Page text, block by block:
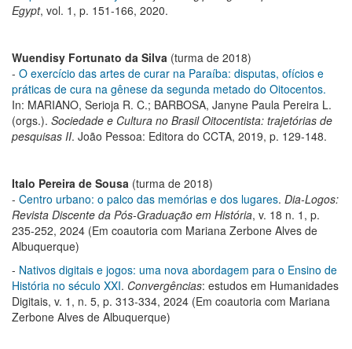
Egypt, vol. 1, p. 151-166, 2020.
Wuendisy Fortunato da Silva (turma de 2018)
- O exercício das artes de curar na Paraíba: disputas, ofícios e
práticas de cura na gênese da segunda metado do Oitocentos.
In: MARIANO, Serioja R. C.; BARBOSA, Janyne Paula Pereira L.
(orgs.). Sociedade e Cultura no Brasil Oitocentista: trajetórias de
pesquisas II. João Pessoa: Editora do CCTA, 2019, p. 129-148.
Italo Pereira de Sousa (turma de 2018)
- Centro urbano: o palco das memórias e dos lugares. Dia-Logos:
Revista Discente da Pós-Graduação em História, v. 18 n. 1, p.
235-252, 2024 (Em coautoria com Mariana Zerbone Alves de
Albuquerque)
- Nativos digitais e jogos: uma nova abordagem para o Ensino de
História no século XXI. Convergências: estudos em Humanidades
Digitais, v. 1, n. 5, p. 313-334, 2024 (Em coautoria com Mariana
Zerbone Alves de Albuquerque)